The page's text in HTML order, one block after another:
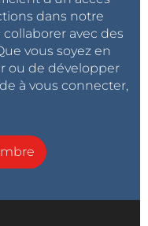
dans notre
avec des
vous soyez en
ou de développer
à vous connecter,